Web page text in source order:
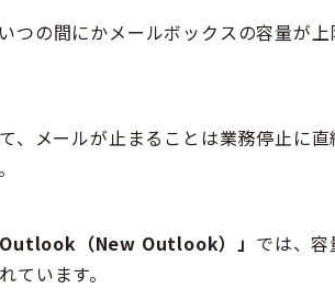
つの間にかメールボックスの容量が
、メールが止まることは業務停止に
Outlook（New Outlook）」 では、
います。